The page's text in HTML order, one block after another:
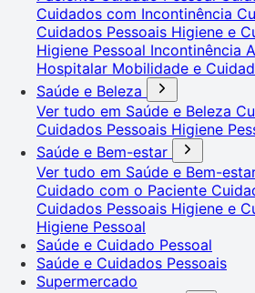
Cuidados com Incontinência
Cuidados Pessoais Higiene e
Higiene Pessoal Incontinência
Hospitalar Mobilidade e
Saúde e Beleza
Ver tudo em Saúde e Beleza
Cuidados Pessoais Higiene
Saúde e Bem-estar
Ver tudo em Saúde e Bem-
Cuidado com o Paciente
Cuidados Pessoais Higiene e
Higiene Pessoal
Saúde e Cuidado Pessoal
Saúde e Cuidados Pessoais
Supermercado